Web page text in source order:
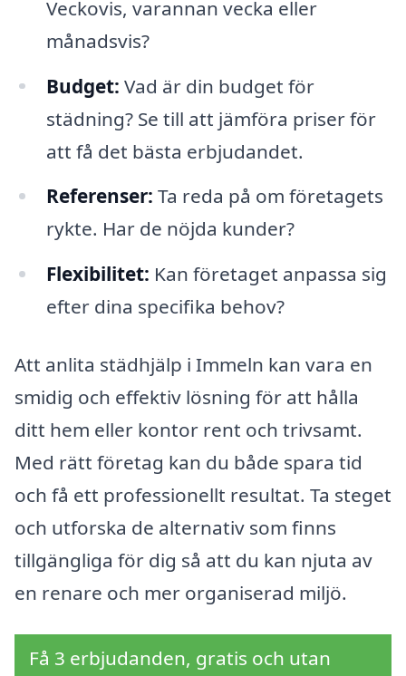
Veckovis, varannan vecka eller
månadsvis?
Budget: Vad är din budget för
städning? Se till att jämföra priser för
att få det bästa erbjudandet.
Referenser: Ta reda på om företagets
rykte. Har de nöjda kunder?
Flexibilitet: Kan företaget anpassa sig
efter dina specifika behov?
Att anlita städhjälp i Immeln kan vara en
smidig och effektiv lösning för att hålla
ditt hem eller kontor rent och trivsamt.
Med rätt företag kan du både spara tid
och få ett professionellt resultat. Ta steget
och utforska de alternativ som finns
tillgängliga för dig så att du kan njuta av
en renare och mer organiserad miljö.
Få 3 erbjudanden, gratis och utan